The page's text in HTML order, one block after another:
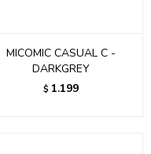
MICOMIC CASUAL C -
DARKGREY
$ 1.199